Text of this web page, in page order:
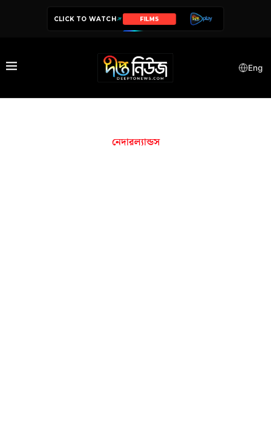
CLICK TO WATCH SERIES
Eng
নেদারল্যান্ডস